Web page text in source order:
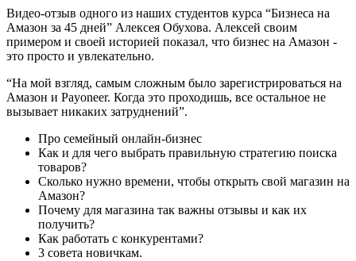
Видео-отзыв одного из наших студентов курса “Бизнеса на
Амазон за 45 дней” Алексея Обухова. Алексей своим
примером и своей историей показал, что бизнес на Амазон -
это просто и увлекательно.
“На мой взгляд, самым сложным было зарегистрироваться на
Амазон и Payoneer. Когда это проходишь, все остальное не
вызывает никаких затруднений”.
Про семейный онлайн-бизнес
Как и для чего выбрать правильную стратегию поиска
товаров?
Сколько нужно времени, чтобы открыть свой магазин на
Амазон?
Почему для магазина так важны отзывы и как их
получить?
Как работать с конкурентами?
3 совета новичкам.